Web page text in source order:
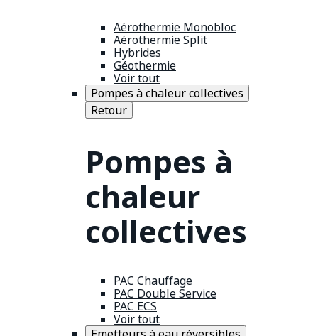
Aérothermie Monobloc
Aérothermie Split
Hybrides
Géothermie
Voir tout
Pompes à chaleur collectives
Retour
Pompes à
chaleur
collectives
PAC Chauffage
PAC Double Service
PAC ECS
Voir tout